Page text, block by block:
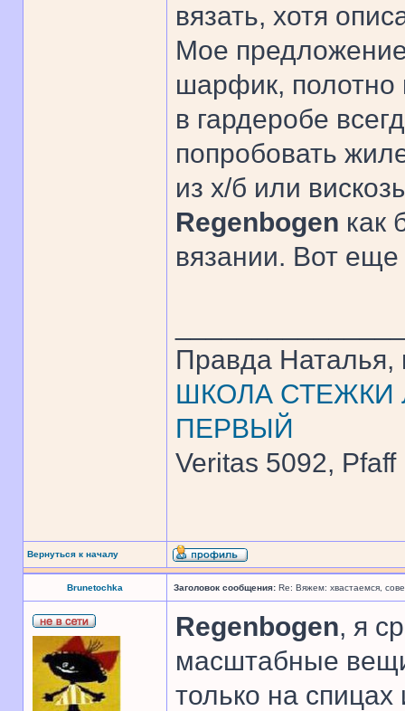
вязать, хотя
Мое
шарфик, полотно
в гардеробе
попробовать
из х/б или
Regenbogen как
вязании. Вот
Правда Наталья,
ШКОЛА СТЕЖКИ
ПЕРВЫЙ
Veritas 5092,
Вернуться к началу
Brunetochka Заголовок сообщения: Re: Вяжем: хвастаемся,
Regenbogen, я
масштабные
только на